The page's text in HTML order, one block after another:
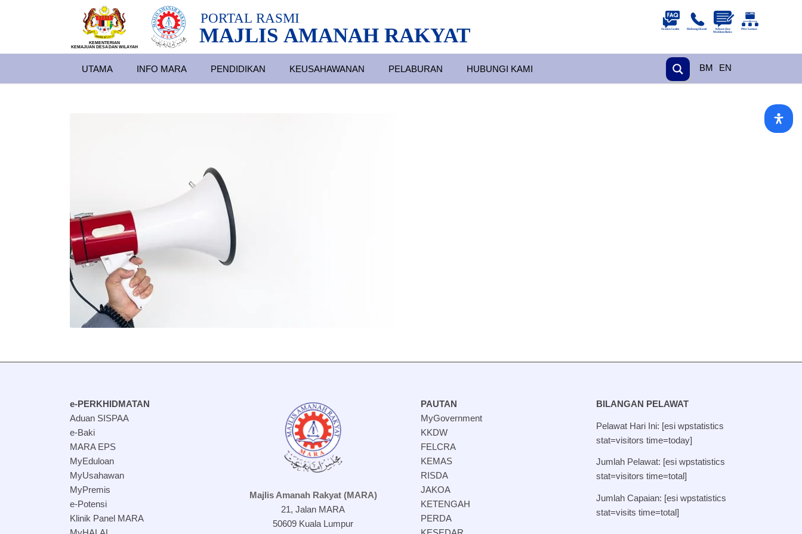
BM EN
MAJLIS AMANAH RAKYAT
PORTAL RASMI
KEMENTERIAN
KEMAJUAN DESA DAN WILA YAH
UTAMA INFO MARA PENDIDIKAN KEUSAHAWANAN PELABURAN HUBUNGI KAMI
e-PERKHIDMATAN
Aduan SISPAA
e-Baki
MARA EPS
MyEduloan
MyUsahawan
MyPremis
e-Potensi
Klinik Panel MARA
Majlis Amanah Rakyat (MARA)
21, Jalan MARA
50609 Kuala Lumpur
PAUTAN
MyGovernment
KKDW
FELCRA
KEMAS
RISDA
JAKOA
KETENGAH
PERDA
BILANGAN PELAWAT
Pelawat Hari Ini: [esi wpstatistics
stat=visitors time=today]
Jumlah Pelawat: [esi wpstatistics
stat=visitors time=total]
Jumlah Capaian: [esi wpstatistics
stat=visits time=total]